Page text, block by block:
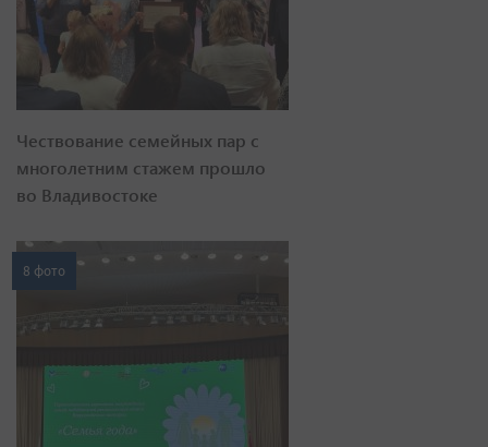
Чествование семейных пар с
многолетним стажем прошло
во Владивостоке
8 фото